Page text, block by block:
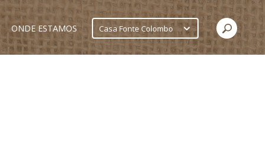
ONDE ESTAMOS Casa Fonte Colombo